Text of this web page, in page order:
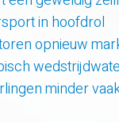
in hoofdrol
opnieuw
minder